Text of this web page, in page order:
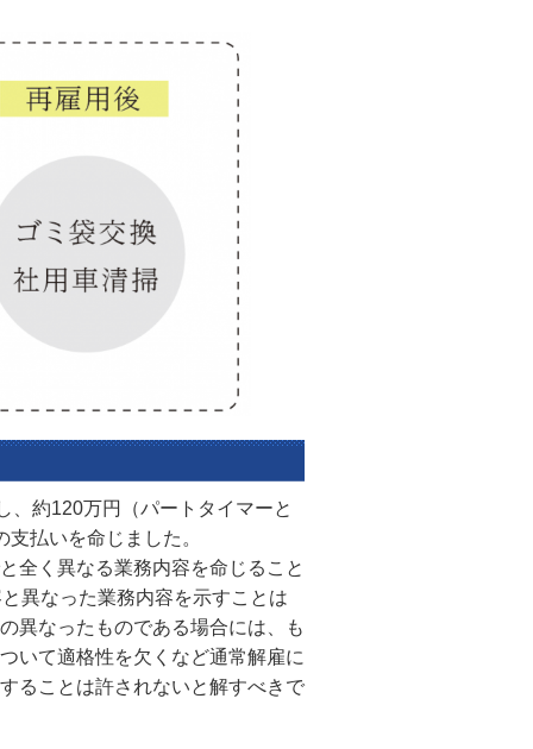
、約120万円（パートタイマーと
払いを命じました。
全く異なる業務内容を命じること
異なった業務内容を示すことは
異なったものである場合には、も
いて適格性を欠くなど通常解雇に
ることは許されないと解すべきで